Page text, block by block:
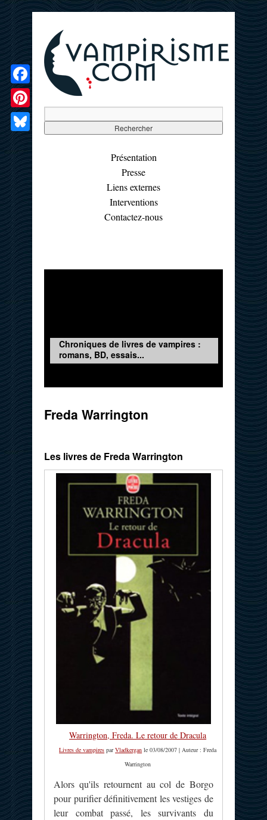
Présentation
Presse
Liens externes
Interventions
Contactez-nous
Chroniques de livres de vampires :
romans, BD, essais...
Freda Warrington
Les livres de Freda Warrington
Warrington, Freda. Le retour de Dracula
Livres de vampires parVladkergan le 03/08/2007 | Auteur : Freda
Warrington
Alors qu'ils retournent au col de Borgo
pour purifier définitivement les vestiges de
leur combat passé, les survivants du
Facebook
Pinterest
Bluesky